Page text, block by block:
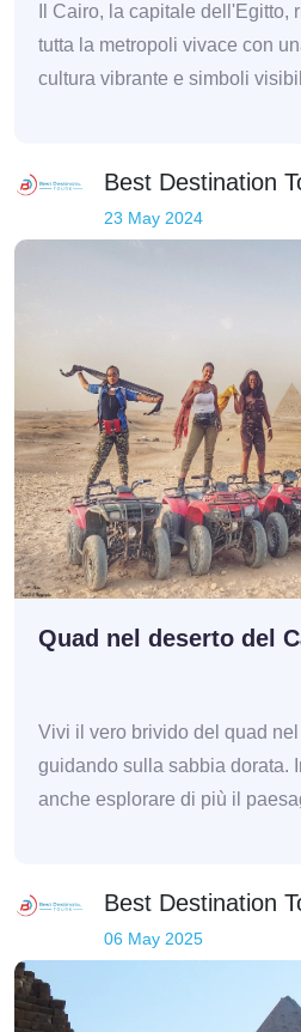
Il Cairo, la capitale dell'Egitto,
tutta la metropoli vivace con
cultura vibrante e simboli
Best Destination
23 May 2024
Quad nel deserto del
Vivi il vero brivido del quad
guidando sulla sabbia dorata.
anche esplorare di più il
Best Destination
06 May 2025